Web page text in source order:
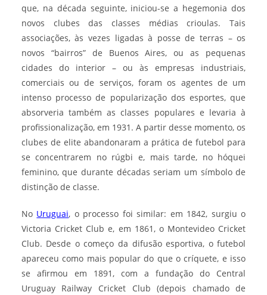
que, na década seguinte, iniciou-se a hegemonia dos
novos clubes das classes médias crioulas. Tais
associações, às vezes ligadas à posse de terras – os
novos “bairros” de Buenos Aires, ou as pequenas
cidades do interior – ou às empresas industriais,
comerciais ou de serviços, foram os agentes de um
intenso processo de popularização dos esportes, que
absorveria também as classes populares e levaria à
profissionalização, em 1931. A partir desse momento, os
clubes de elite abandonaram a prática de futebol para
se concentrarem no rúgbi e, mais tarde, no hóquei
feminino, que durante décadas seriam um símbolo de
distinção de classe.
No Uruguai, o processo foi similar: em 1842, surgiu o
Victoria Cricket Club e, em 1861, o Montevideo Cricket
Club. Desde o começo da difusão esportiva, o futebol
apareceu como mais popular do que o críquete, e isso
se afirmou em 1891, com a fundação do Central
Uruguay Railway Cricket Club (depois chamado de